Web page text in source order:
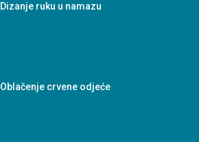
Dizanje ruku u namazu
Oblačenje crvene odjeće